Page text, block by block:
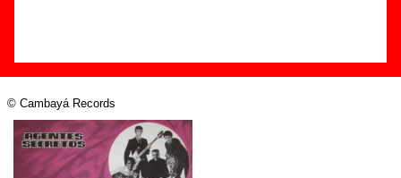
Diseño
© Cambayá Records